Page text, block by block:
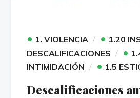
• 1. VIOLENCIA • 1.20
DESCALIFICACIONES
•
INTIMIDACIÓN
• 1.5
Descalificaciones